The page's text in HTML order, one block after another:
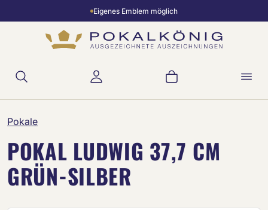
Zum Hauptinhalt springenEigenes Emblem möglich
Warenkorb
Pokale
POKAL LUDWIG 37,7 CM
GRÜN-SILBER